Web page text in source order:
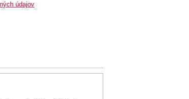
údajov